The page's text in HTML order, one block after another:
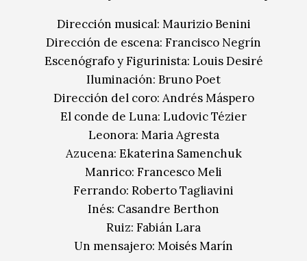
Dirección musical: Maurizio Benini
Dirección de escena: Francisco Negrín
Escenógrafo y Figurinista: Louis Desiré
Iluminación: Bruno Poet
Dirección del coro: Andrés Máspero
El conde de Luna: Ludovic Tézier
Leonora: Maria Agresta
Azucena: Ekaterina Samenchuk
Manrico: Francesco Meli
Ferrando: Roberto Tagliavini
Inés: Casandre Berthon
Ruiz: Fabián Lara
Un mensajero: Moisés Marín